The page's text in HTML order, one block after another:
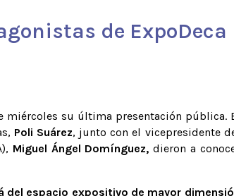
de ExpoDeca
miércoles su última presentación pública.
Poli Suárez, junto con el vicepresidente
Miguel Ángel Domínguez, dieron a
del espacio expositivo de mayor